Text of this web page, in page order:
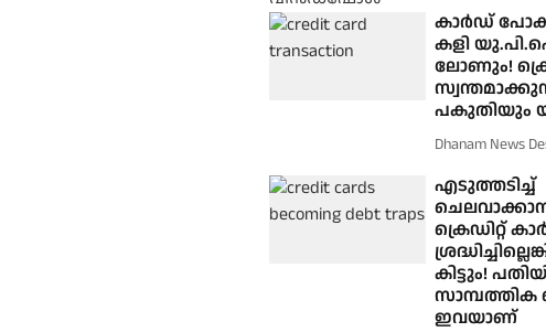
കാർഡ്
കളി
ലോണും!
പകുതിയും
Dhanam News
എടുത്തടിച്ച്
ക്രെഡിറ്റ്
കിട്ടും!
ഇവയാണ്